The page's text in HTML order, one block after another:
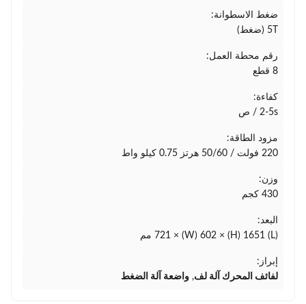
ضغط الاسطوانة:
5T (ضغط)
رقم محطة العمل:
8 قطع
كفاءة:
2-5s / ص
مزود الطاقة:
220 فولت / 50/60 هرتز 0.75 كيلو واط
وزن:
430 كجم
البعد:
(L) 721 × (W) 602 × (H) 1651 مم
إبراز:
لفائف المحرك آلة لف, واضعة آلة الضغط